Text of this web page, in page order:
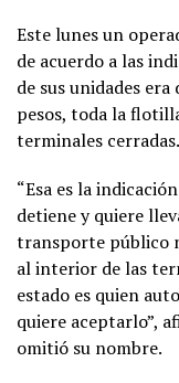
Este lunes un
de acuerdo a las
de sus unidades
pesos, toda la
terminales cerradas.
“Esa es la
detiene y quiere
transporte público
al interior de las
estado es quien
quiere aceptarlo”,
omitió su nombre.